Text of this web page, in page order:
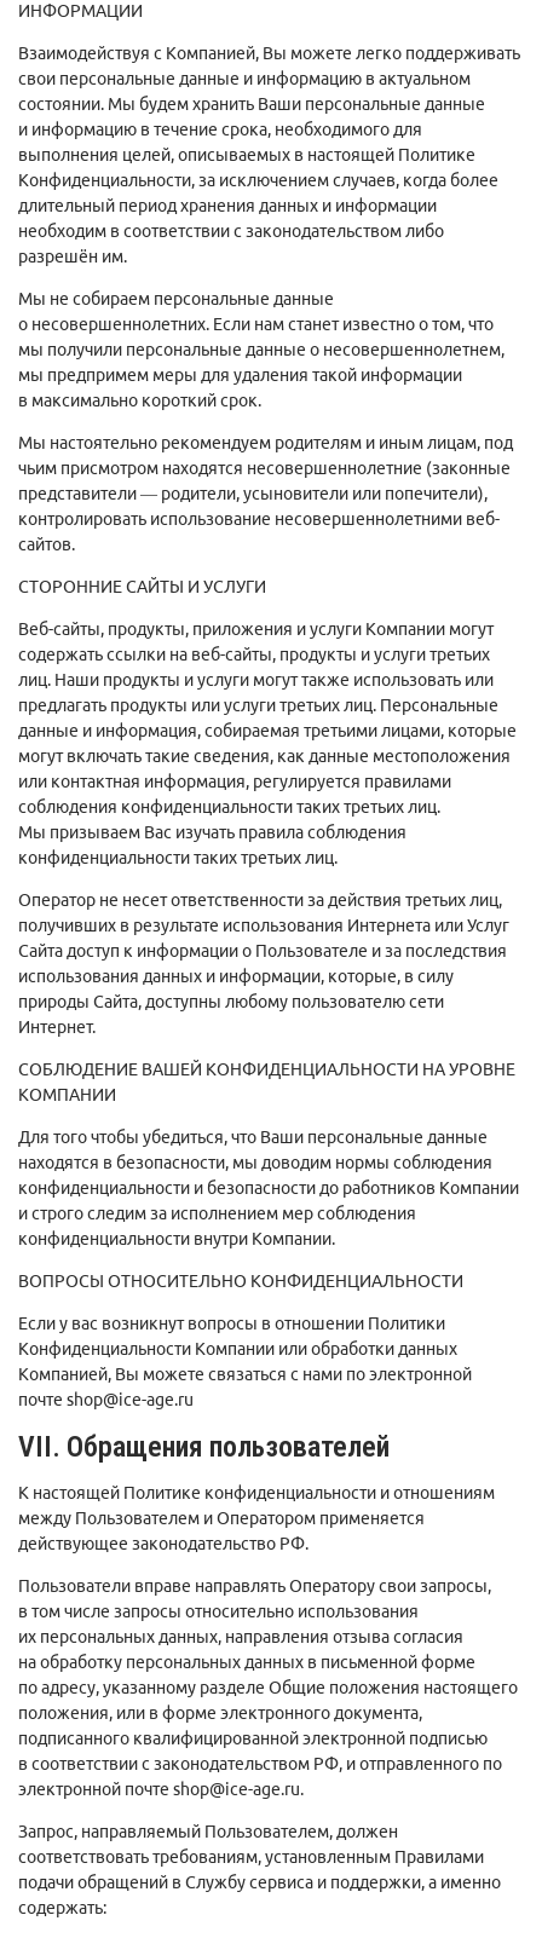
ИНФОРМАЦИИ
Взаимодействуя с Компанией, Вы можете легко поддерживать
свои персональные данные и информацию в актуальном
состоянии. Мы будем хранить Ваши персональные данные
и информацию в течение срока, необходимого для
выполнения целей, описываемых в настоящей Политике
Конфиденциальности, за исключением случаев, когда более
длительный период хранения данных и информации
необходим в соответствии с законодательством либо
разрешён им.
Мы не собираем персональные данные
о несовершеннолетних. Если нам станет известно о том, что
мы получили персональные данные о несовершеннолетнем,
мы предпримем меры для удаления такой информации
в максимально короткий срок.
Мы настоятельно рекомендуем родителям и иным лицам, под
чьим присмотром находятся несовершеннолетние (законные
представители — родители, усыновители или попечители),
контролировать использование несовершеннолетними веб-
сайтов.
СТОРОННИЕ САЙТЫ И УСЛУГИ
Веб-сайты, продукты, приложения и услуги Компании могут
содержать ссылки на веб-сайты, продукты и услуги третьих
лиц. Наши продукты и услуги могут также использовать или
предлагать продукты или услуги третьих лиц. Персональные
данные и информация, собираемая третьими лицами, которые
могут включать такие сведения, как данные местоположения
или контактная информация, регулируется правилами
соблюдения конфиденциальности таких третьих лиц.
Мы призываем Вас изучать правила соблюдения
конфиденциальности таких третьих лиц.
Оператор не несет ответственности за действия третьих лиц,
получивших в результате использования Интернета или Услуг
Сайта доступ к информации о Пользователе и за последствия
использования данных и информации, которые, в силу
природы Сайта, доступны любому пользователю сети
Интернет.
СОБЛЮДЕНИЕ ВАШЕЙ КОНФИДЕНЦИАЛЬНОСТИ НА УРОВНЕ
КОМПАНИИ
Для того чтобы убедиться, что Ваши персональные данные
находятся в безопасности, мы доводим нормы соблюдения
конфиденциальности и безопасности до работников Компании
и строго следим за исполнением мер соблюдения
конфиденциальности внутри Компании.
ВОПРОСЫ ОТНОСИТЕЛЬНО КОНФИДЕНЦИАЛЬНОСТИ
Если у вас возникнут вопросы в отношении Политики
Конфиденциальности Компании или обработки данных
Компанией, Вы можете связаться с нами по электронной
почте shop@ice-age.ru
VII. Обращения пользователей
К настоящей Политике конфиденциальности и отношениям
между Пользователем и Оператором применяется
действующее законодательство РФ.
Пользователи вправе направлять Оператору свои запросы,
в том числе запросы относительно использования
их персональных данных, направления отзыва согласия
на обработку персональных данных в письменной форме
по адресу, указанному разделе Общие положения настоящего
положения, или в форме электронного документа,
подписанного квалифицированной электронной подписью
в соответствии с законодательством РФ, и отправленного по
электронной почте shop@ice-age.ru.
Запрос, направляемый Пользователем, должен
соответствовать требованиям, установленным Правилами
подачи обращений в Службу сервиса и поддержки, а именно
содержать: